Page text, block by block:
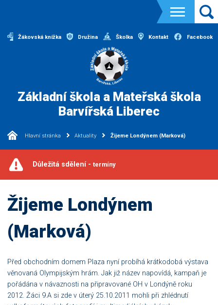
Žákovská knížka Družina Školka Kontakt Facebook
Základní škola a Mateřská škola
Barvířská Liberec
Hlavní stránka Aktuality Žijeme Londýnem (Marková)
Důležitá sdělení - termíny
Žijeme Londýnem
(Marková)
Před obchodním domem Plaza nyní probíhá krátkodobá výstava
věnovaná Olympijským hrám. Jak již název napovídá, kampaň je
pořádána v návaznosti na připravované OH v Londýně roku
2012. Žáci 9.A si zde v úterý 25.10.2011 mohli při zhlédnutí